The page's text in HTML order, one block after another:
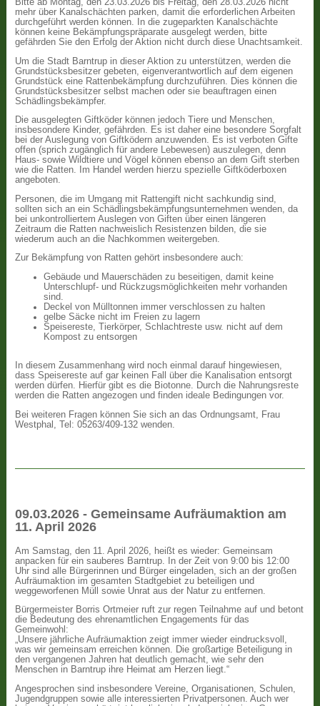
Bitte ab Montag, den 23.03.2026 bis Freitag, den 28.03.2026 nicht
mehr über Kanalschächten parken, damit die erforderlichen Arbeiten
durchgeführt werden können. In die zugeparkten Kanalschächte
können keine Bekämpfungspräparate ausgelegt werden, bitte
gefährden Sie den Erfolg der Aktion nicht durch diese Unachtsamkeit.
Um die Stadt Barntrup in dieser Aktion zu unterstützen, werden die
Grundstücksbesitzer gebeten, eigenverantwortlich auf dem eigenen
Grundstück eine Rattenbekämpfung durchzuführen. Dies können die
Grundstücksbesitzer selbst machen oder sie beauftragen einen
Schädlingsbekämpfer.
Die ausgelegten Giftköder können jedoch Tiere und Menschen,
insbesondere Kinder, gefährden. Es ist daher eine besondere Sorgfalt
bei der Auslegung von Giftködern anzuwenden. Es ist verboten Gifte
offen (sprich zugänglich für andere Lebewesen) auszulegen, denn
Haus- sowie Wildtiere und Vögel können ebenso an dem Gift sterben
wie die Ratten. Im Handel werden hierzu spezielle Giftköderboxen
angeboten.
Personen, die im Umgang mit Rattengift nicht sachkundig sind,
sollten sich an ein Schädlingsbekämpfungsunternehmen wenden, da
bei unkontrolliertem Auslegen von Giften über einen längeren
Zeitraum die Ratten nachweislich Resistenzen bilden, die sie
wiederum auch an die Nachkommen weitergeben.
Zur Bekämpfung von Ratten gehört insbesondere auch:
Gebäude und Mauerschäden zu beseitigen, damit keine
Unterschlupf- und Rückzugsmöglichkeiten mehr vorhanden
sind.
Deckel von Mülltonnen immer verschlossen zu halten
gelbe Säcke nicht im Freien zu lagern
Speisereste, Tierkörper, Schlachtreste usw. nicht auf dem
Kompost zu entsorgen
In diesem Zusammenhang wird noch einmal darauf hingewiesen,
dass Speisereste auf gar keinen Fall über die Kanalisation entsorgt
werden dürfen. Hierfür gibt es die Biotonne. Durch die Nahrungsreste
werden die Ratten angezogen und finden ideale Bedingungen vor.
Bei weiteren Fragen können Sie sich an das Ordnungsamt, Frau
Westphal, Tel: 05263/409-132 wenden.
09.03.2026 - Gemeinsame Aufräumaktion am
11. April 2026
Am Samstag, den 11. April 2026, heißt es wieder: Gemeinsam
anpacken für ein sauberes Barntrup. In der Zeit von 9:00 bis 12:00
Uhr sind alle Bürgerinnen und Bürger eingeladen, sich an der großen
Aufräumaktion im gesamten Stadtgebiet zu beteiligen und
weggeworfenen Müll sowie Unrat aus der Natur zu entfernen.
Bürgermeister Borris Ortmeier ruft zur regen Teilnahme auf und betont
die Bedeutung des ehrenamtlichen Engagements für das
Gemeinwohl:
„Unsere jährliche Aufräumaktion zeigt immer wieder eindrucksvoll,
was wir gemeinsam erreichen können. Die großartige Beteiligung in
den vergangenen Jahren hat deutlich gemacht, wie sehr den
Menschen in Barntrup ihre Heimat am Herzen liegt.“
Angesprochen sind insbesondere Vereine, Organisationen, Schulen,
Jugendgruppen sowie alle interessierten Privatpersonen. Auch wer